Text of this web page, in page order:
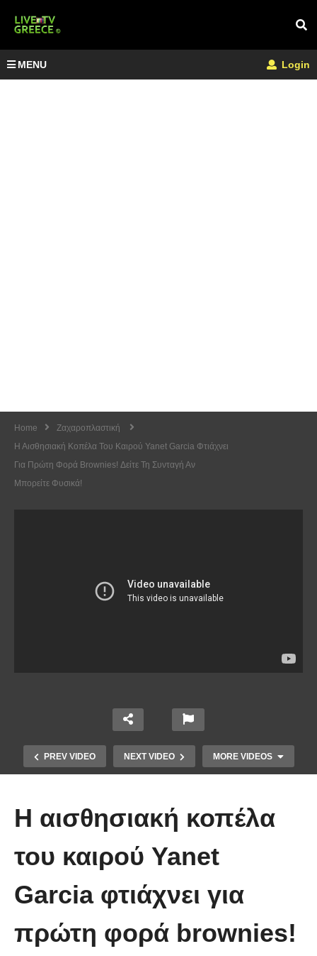
MENU Login
Home
Ζαχαροπλαστική
Η Αισθησιακή Κοπέλα Του Καιρού Yanet Garcia Φτιάχνει
Για Πρώτη Φορά Brownies! Δείτε Τη Συνταγή Αν
Μπορείτε Φυσικά!
PREV VIDEO NEXT VIDEO MORE VIDEOS
Με αυτόν τον τρόπο μπορείτε να
που τα λατρεύουν τα παιδιά
Η αισθησιακή κοπέλα
του καιρού Yanet
Garcia φτιάχνει για
πρώτη φορά brownies!